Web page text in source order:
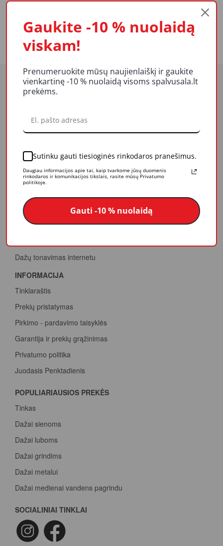
Pateikti atsiliepimą
Veikla
Apdovanojimai
PASLAUGOS
Konsultacijos
Dažų spalvinimas
Dažų tonavimas internetu
INFORMACIJA
Tinklaraštis
Prekių pristatymas
Pirkimo - pardavimo taisyklės
Garantija ir prekių grąžinimas
Privatumo politika
Juodasis Penktadienis
POPULIARIAUSIOS PREKĖS
Tinkas
Dažai sienoms
Dažai luboms
Dažai grindims
Dažai metalui
Dažai medienai vandens pagrindu
Dažai betonui
Dažymo voleliai
SOCIALINIAI TINKLAI
Gaukite -10 % nuolaidą
viskam!
Prenumeruokite mūsų naujienlaiškį ir gaukite
vienkartinę -10 % nuolaidą visoms spalvusala.lt
prekėms.
Sutinku gauti tiesioginės rinkodaros pranešimus.
Daugiau informacijos apie tai, kaip tvarkome jūsų duomenis
rinkodaros ir komunikacijos tikslais, rasite mūsų Privatumo
politikoje.
Gauti -10 % nuolaidą